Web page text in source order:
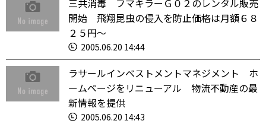
三共消毒 フマキラーＧ０２のレンタル販売
開始 飛翔昆虫の侵入を防止価格は月額６８
２５円〜
2005.06.20 14:44
ラサールインベストメントマネジメント ホ
ームページをリニューアル 物流不動産の最
新情報を提供
2005.06.20 14:43